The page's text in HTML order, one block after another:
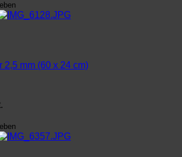
2,5 mm (60 x 24 cm)